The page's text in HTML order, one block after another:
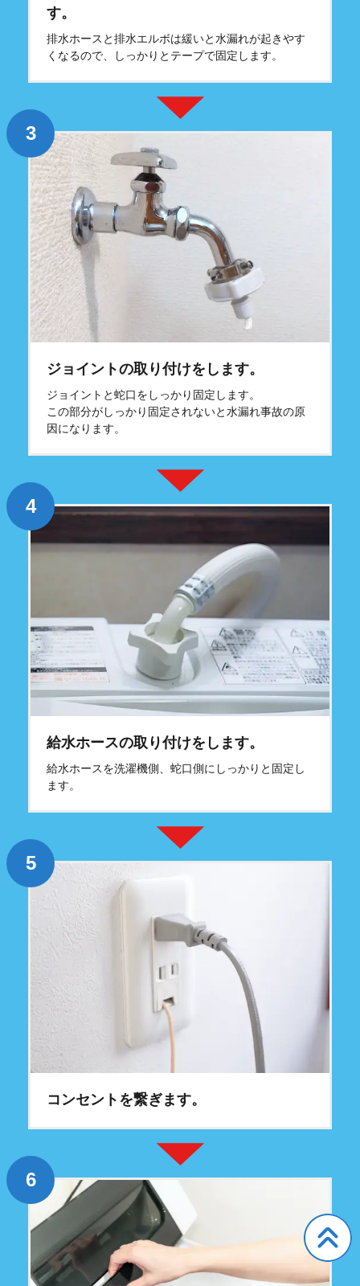
す。
排水ホースと排水エルボは緩いと水漏れが起きやす
くなるので、しっかりとテープで固定します。
ジョイントの取り付けをします。
ジョイントと蛇口をしっかり固定します。
この部分がしっかり固定されないと水漏れ事故の原
因になります。
給水ホースの取り付けをします。
給水ホースを洗濯機側、蛇口側にしっかりと固定し
ます。
コンセントを繋ぎます。